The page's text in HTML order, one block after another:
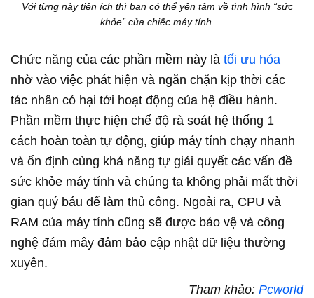
Với từng này tiện ích thì bạn có thể yên tâm về tình hình “sức
khỏe” của chiếc máy tính.
Chức năng của các phần mềm này là tối ưu hóa
nhờ vào việc phát hiện và ngăn chặn kịp thời các
tác nhân có hại tới hoạt động của hệ điều hành.
Phần mềm thực hiện chế độ rà soát hệ thống 1
cách hoàn toàn tự động, giúp máy tính chạy nhanh
và ổn định cùng khả năng tự giải quyết các vấn đề
sức khỏe máy tính và chúng ta không phải mất thời
gian quý báu để làm thủ công. Ngoài ra, CPU và
RAM của máy tính cũng sẽ được bảo vệ và công
nghệ đám mây đảm bảo cập nhật dữ liệu thường
xuyên.
Tham khảo: Pcworld